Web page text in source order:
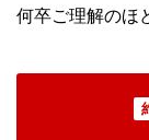
何卒ご理解のほ